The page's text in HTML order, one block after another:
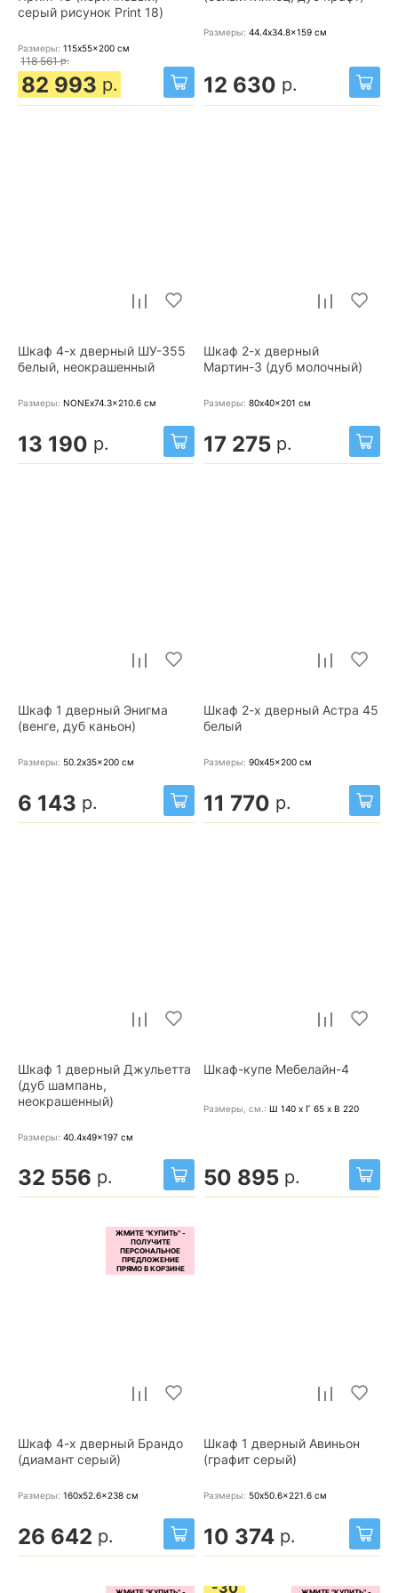
серый рисунок Print 18)
Размеры: 115x55x200 см
118 561 р.
82 993 р.
Размеры: 44.4x34.8x159 см
12 630 р.
Шкаф 4-х дверный ШУ-355
белый, неокрашенный
Размеры: NONEx74.3x210.6 см
13 190 р.
Шкаф 2-х дверный
Мартин-3 (дуб молочный)
Размеры: 80x40x201 см
17 275 р.
Шкаф 1 дверный Энигма
(венге, дуб каньон)
Размеры: 50.2x35x200 см
6 143 р.
Шкаф 2-х дверный Астра 45
белый
Размеры: 90x45x200 см
11 770 р.
Шкаф 1 дверный Джульетта
(дуб шампань,
неокрашенный)
Размеры: 40.4x49x197 см
32 556 р.
Шкаф-купе Мебелайн-4
Размеры, cм.: Ш 140 x Г 65 x В 220
50 895 р.
Шкаф 4-х дверный Брандо
(диамант серый)
Размеры: 160x52.6x238 см
26 642 р.
Шкаф 1 дверный Авиньон
(графит серый)
Размеры: 50x50.6x221.6 см
10 374 р.
-30